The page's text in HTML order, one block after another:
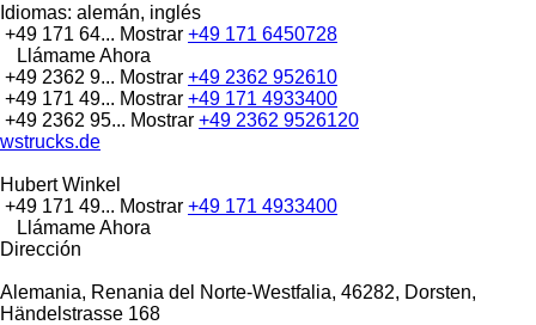
Idiomas: alemán, inglés
+49 171 64... Mostrar +49 171 6450728
Llámame Ahora
+49 2362 9... Mostrar +49 2362 952610
+49 171 49... Mostrar +49 171 4933400
+49 2362 95... Mostrar +49 2362 9526120
wstrucks.de
Hubert Winkel
+49 171 49... Mostrar +49 171 4933400
Llámame Ahora
Dirección
Alemania, Renania del Norte-Westfalia, 46282, Dorsten,
Händelstrasse 168